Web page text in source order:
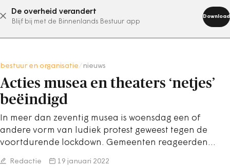
De overheid verandert
Blijf bij met de Binnenlands Bestuur app
Download
abonneer nu
bestuur en organisatie nieuws
Acties musea en theaters ‘netjes’
beëindigd
In meer dan zeventig musea is woensdag een of
andere vorm van ludiek protest geweest tegen de
voortdurende lockdown. Gemeenten reageerden…
Redactie 19 januari 2022